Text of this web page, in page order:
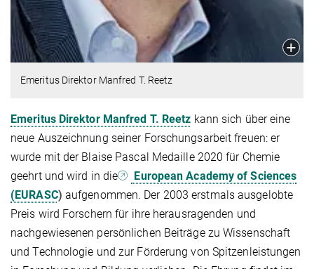
Emeritus Direktor Manfred T. Reetz
Emeritus Direktor Manfred T. Reetz kann sich über eine
neue Auszeichnung seiner Forschungsarbeit freuen: er
wurde mit der Blaise Pascal Medaille 2020 für Chemie
geehrt und wird in die
European Academy of Sciences
(EURASC) aufgenommen. Der 2003 erstmals ausgelobte
Preis wird Forschern für ihre herausragenden und
nachgewiesenen persönlichen Beiträge zu Wissenschaft
und Technologie und zur Förderung von Spitzenleistungen